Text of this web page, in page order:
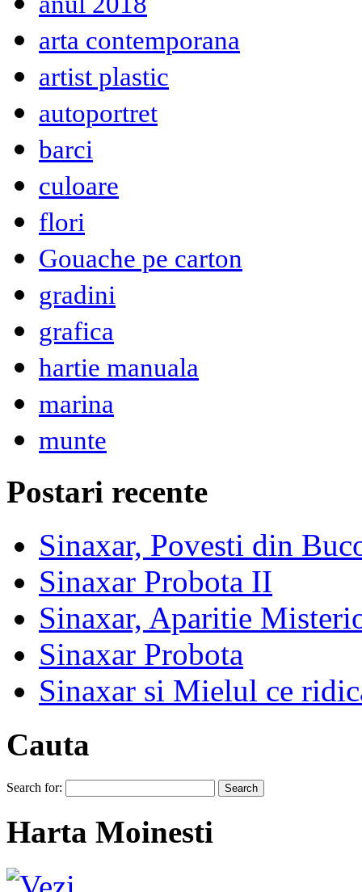
arta contemporana
artist plastic
autoportret
barci
culoare
flori
Gouache pe carton
gradini
grafica
hartie manuala
marina
munte
Postari recente
Sinaxar, Povesti din
Sinaxar Probota II
Sinaxar, Aparitie
Sinaxar Probota
Sinaxar si Mielul ce
Cauta
Search for:
Harta Moinesti